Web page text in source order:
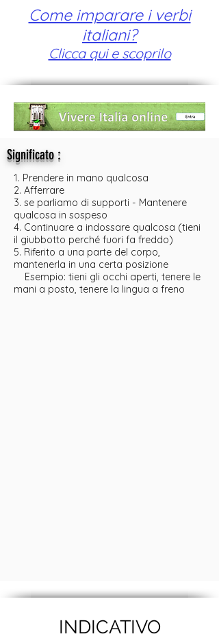
Come imparare i verbi
italiani?
Clicca qui e scoprilo
Significato:
1. Prendere in mano qualcosa
2. Afferrare
3. se parliamo di supporti - Mantenere
qualcosa in sospeso
4. Continuare a indossare qualcosa (tieni
il giubbotto perché fuori fa freddo)
5. Riferito a una parte del corpo,
mantenerla in una certa posizione
Esempio: tieni gli occhi aperti, tenere le
mani a posto, tenere la lingua a freno
INDICATIVO